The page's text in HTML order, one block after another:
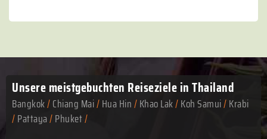
Unsere meistgebuchten Reiseziele in Thailand
Bangkok/Chiang Mai/Hua Hin/Khao Lak/Koh Samui/Krabi
/Pattaya/Phuket/